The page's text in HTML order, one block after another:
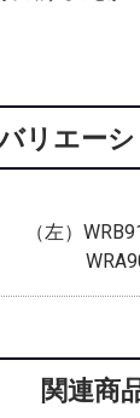
リエー
（左）
関連商